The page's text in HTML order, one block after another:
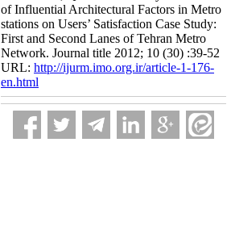
of Influential Architectural Factors in Metro
stations on Users’ Satisfaction Case Study:
First and Second Lanes of Tehran Metro
Network. Journal title 2012; 10 (30) :39-52
URL: http://ijurm.imo.org.ir/article-1-176-
en.html